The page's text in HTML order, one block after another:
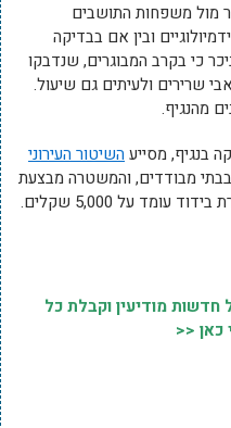
מול משפחות התושבים
ובין אם בבדיקה
כי בקרב המבוגרים, שנדבקו
שרירים ולעיתים גם שיעול.
מהנגיף.
בנגיף, מסייעהשיטור העירוני
בבתי מבודדים, והמשטרה מבצעת
על 5,000 שקלים.
מודיעין וקבלת כל
כאן <<